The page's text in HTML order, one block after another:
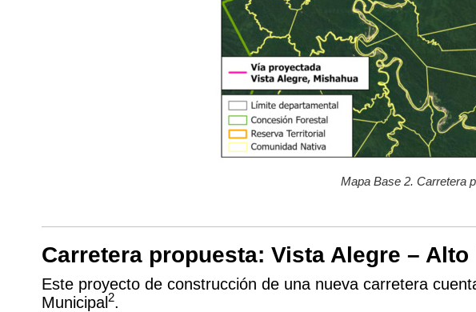
Mapa Base 2. Carretera
Carretera propuesta: Vista Alegre – Alto
Este proyecto de construcción de una nueva carretera
Municipal2.